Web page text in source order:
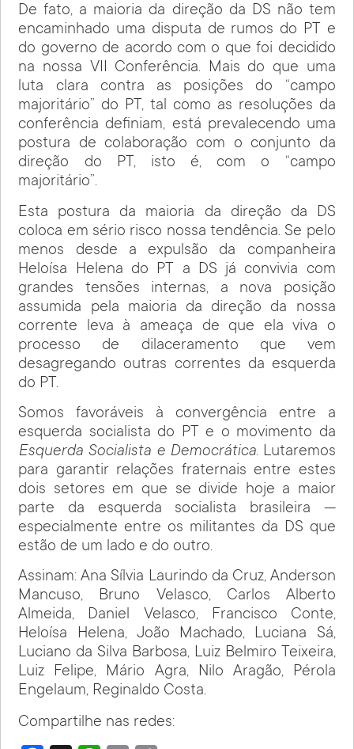
De fato, a maioria da direção da DS não tem
encaminhado uma disputa de rumos do PT e
do governo de acordo com o que foi decidido
na nossa VII Conferência. Mais do que uma
luta clara contra as posições do “campo
majoritário” do PT, tal como as resoluções da
conferência definiam, está prevalecendo uma
postura de colaboração com o conjunto da
direção do PT, isto é, com o “campo
majoritário”.
Esta postura da maioria da direção da DS
coloca em sério risco nossa tendência. Se pelo
menos desde a expulsão da companheira
Heloísa Helena do PT a DS já convivia com
grandes tensões internas, a nova posição
assumida pela maioria da direção da nossa
corrente leva à ameaça de que ela viva o
processo de dilaceramento que vem
desagregando outras correntes da esquerda
do PT.
Somos favoráveis à convergência entre a
esquerda socialista do PT e o movimento da
Esquerda Socialista e Democrática. Lutaremos
para garantir relações fraternais entre estes
dois setores em que se divide hoje a maior
parte da esquerda socialista brasileira —
especialmente entre os militantes da DS que
estão de um lado e do outro.
Assinam: Ana Sílvia Laurindo da Cruz, Anderson
Mancuso, Bruno Velasco, Carlos Alberto
Almeida, Daniel Velasco, Francisco Conte,
Heloísa Helena, João Machado, Luciana Sá,
Luciano da Silva Barbosa, Luiz Belmiro Teixeira,
Luiz Felipe, Mário Agra, Nilo Aragão, Pérola
Engelaum, Reginaldo Costa.
Compartilhe nas redes: